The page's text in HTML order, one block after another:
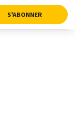
S'ABONNER